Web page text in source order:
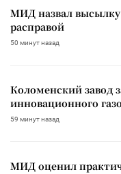
МИД назвал
расправой
50 минут назад
Коломенский завод
инновационного
59 минут назад
МИД оценил